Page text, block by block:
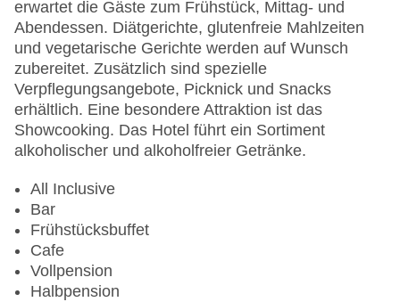
Landeskategorie: 4 Sterne
erwartet die Gäste zum Frühstück, Mittag- und
Abendessen. Diätgerichte, glutenfreie Mahlzeiten
und vegetarische Gerichte werden auf Wunsch
zubereitet. Zusätzlich sind spezielle
Verpflegungsangebote, Picknick und Snacks
erhältlich. Eine besondere Attraktion ist das
Showcooking. Das Hotel führt ein Sortiment
alkoholischer und alkoholfreier Getränke.
All Inclusive
Bar
Frühstücksbuffet
Cafe
Vollpension
Halbpension